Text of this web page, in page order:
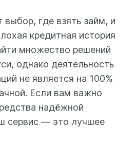
позвоните
В любом
только
согласие на
персональных
согласие на
отчета.
Вам будет
форма
заявки на
займа, где вы
указать
выбор, где взять займ, и
кредитная история
множество решений
однако деятельность
не является на 100%
Если вам важно
надёжной
сервис — это лучшее